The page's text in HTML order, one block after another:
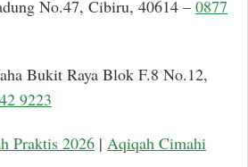
No.47, Cibiru, 40614 – 0877
Bukit Raya Blok F.8 No.12,
9223
Praktis 2026 | Aqiqah Cimahi